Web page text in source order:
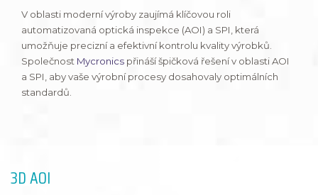
V oblasti moderní výroby zaujímá klíčovou roli
automatizovaná optická inspekce (AOI) a SPI, která
umožňuje precizní a efektivní kontrolu kvality výrobků.
Společnost Mycronics přináší špičková řešení v oblasti AOI
a SPI, aby vaše výrobní procesy dosahovaly optimálních
standardů.
3D AOI